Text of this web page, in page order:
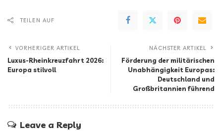
TEILEN AUF
VORHERIGER ARTIKEL
Luxus-Rheinkreuzfahrt 2026:
Europa stilvoll
NÄCHSTER ARTIKEL
Förderung der militärischen
Unabhängigkeit Europas:
Deutschland und
Großbritannien führend
Leave a Reply